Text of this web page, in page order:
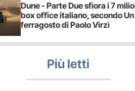
Dune - Parte Due sfiora i 7
box office italiano, secondo
ferragosto di Paolo Virzì
Più letti